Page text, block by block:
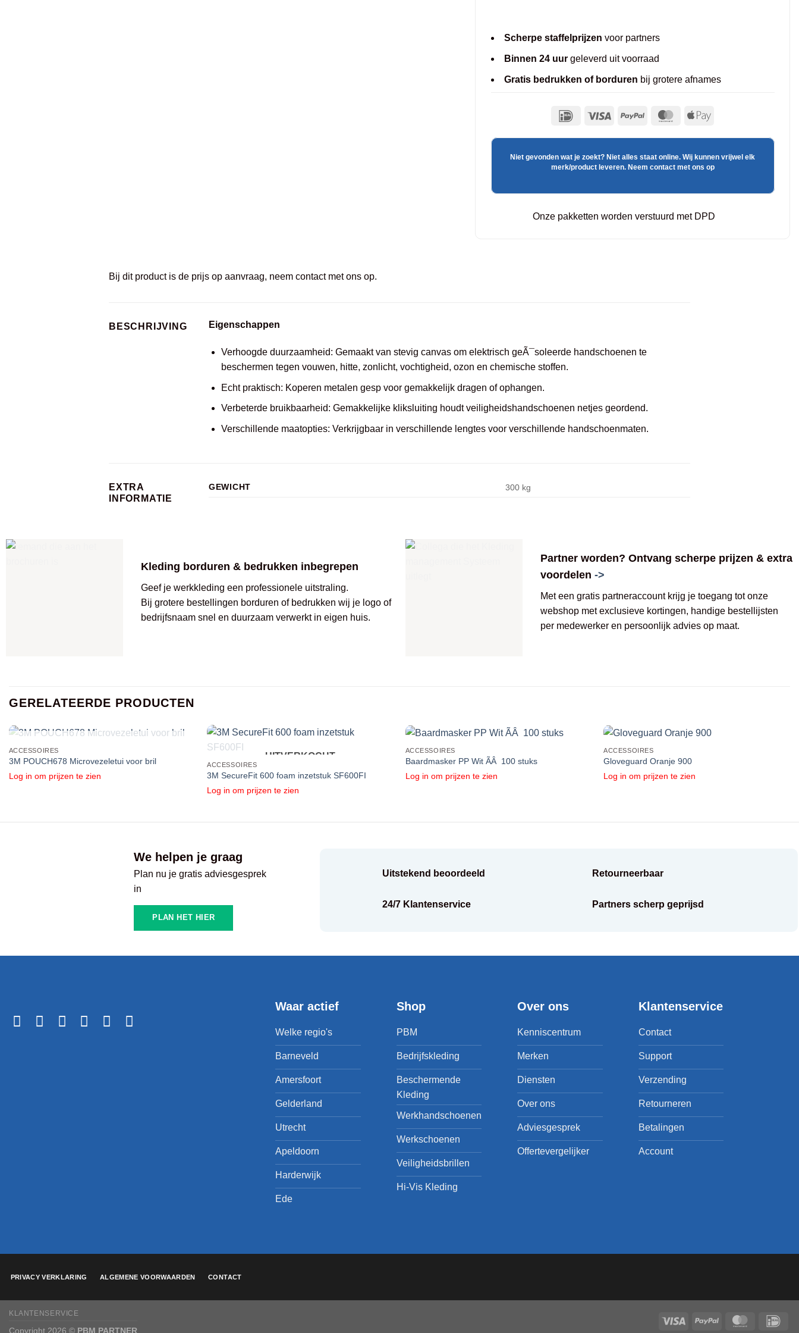
Scherpe staffelprijzen voor partners
Binnen 24 uurgeleverd uit voorraad
Gratis bedrukken of borduren bij grotere afnames
Niet gevonden wat je zoekt? Niet alles staat online. Wij kunnen vrijwel elk
merk/product leveren. Neem contact met ons op
Onze pakketten worden verstuurd met DPD
Bij dit product is de prijs op aanvraag, neem contact met ons op.
BESCHRIJVING Eigenschappen
Verhoogde duurzaamheid: Gemaakt van stevig canvas om elektrisch geÃ¯soleerde handschoenen te
beschermen tegen vouwen, hitte, zonlicht, vochtigheid, ozon en chemische stoffen.
Echt praktisch: Koperen metalen gesp voor gemakkelijk dragen of ophangen.
Verbeterde bruikbaarheid: Gemakkelijke kliksluiting houdt veiligheidshandschoenen netjes geordend.
Verschillende maatopties: Verkrijgbaar in verschillende lengtes voor verschillende handschoenmaten.
EXTRA
INFORMATIE
GEWICHT 300 kg
Kleding borduren & bedrukken inbegrepen
Geef je werkkleding een professionele uitstraling.
Bij grotere bestellingen borduren of bedrukken wij je logo of
bedrijfsnaam snel en duurzaam verwerkt in eigen huis.
Partner worden? Ontvang scherpe prijzen & extra
voordelen->
Met een gratis partneraccount krijg je toegang tot onze
webshop met exclusieve kortingen, handige bestellijsten
per medewerker en persoonlijk advies op maat.
GERELATEERDE PRODUCTEN
ACCESSOIRES
3M POUCH678 Microvezeletui voor bril
Log in om prijzen te zien
UITVERKOCHT
ACCESSOIRES
3M SecureFit 600 foam inzetstuk SF600FI
Log in om prijzen te zien
ACCESSOIRES
Baardmasker PP Wit ÃÂ 100 stuks
Log in om prijzen te zien
ACCESSOIRES
Gloveguard Oranje 900
Log in om prijzen te zien
We helpen je graag
Plan nu je gratis adviesgesprek
in
PLAN HET HIER
Uitstekend beoordeeld
24/7 Klantenservice
Retourneerbaar
Partners scherp geprijsd
Waar actief
Welke regio's
Barneveld
Amersfoort
Gelderland
Utrecht
Apeldoorn
Harderwijk
Ede
Shop
PBM
Bedrijfskleding
Beschermende
Kleding
Werkhandschoenen
Werkschoenen
Veiligheidsbrillen
Hi-Vis Kleding
Over ons
Kenniscentrum
Merken
Diensten
Over ons
Adviesgesprek
Offertevergelijker
Klantenservice
Contact
Support
Verzending
Retourneren
Betalingen
Account
PRIVACY VERKLARING ALGEMENE VOORWAARDEN CONTACT
KLANTENSERVICE
Copyright 2026 © PBM PARTNER